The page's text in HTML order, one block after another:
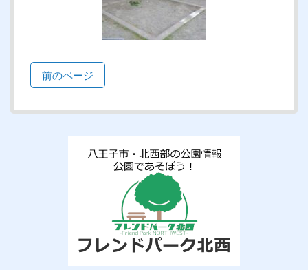
前のページ